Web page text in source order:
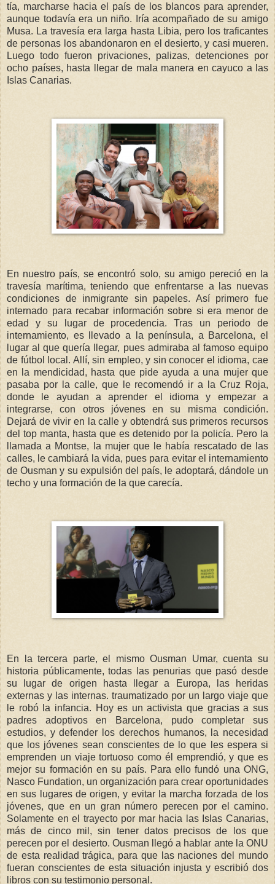
tía, marcharse hacia el país de los blancos para aprender,
aunque todavía era un niño. Iría acompañado de su amigo
Musa. La travesía era larga hasta Libia, pero los traficantes
de personas los abandonaron en el desierto, y casi mueren.
Luego todo fueron privaciones, palizas, detenciones por
ocho países, hasta llegar de mala manera en cayuco a las
Islas Canarias.
En nuestro país, se encontró solo, su amigo pereció en la
travesía marítima, teniendo que enfrentarse a las nuevas
condiciones de inmigrante sin papeles. Así primero fue
internado para recabar información sobre si era menor de
edad y su lugar de procedencia. Tras un periodo de
internamiento, es llevado a la península, a Barcelona, el
lugar al que quería llegar, pues admiraba al famoso equipo
de fútbol local. Allí, sin empleo, y sin conocer el idioma, cae
en la mendicidad, hasta que pide ayuda a una mujer que
pasaba por la calle, que le recomendó ir a la Cruz Roja,
donde le ayudan a aprender el idioma y empezar a
integrarse, con otros jóvenes en su misma condición.
Dejará de vivir en la calle y obtendrá sus primeros recursos
del top manta, hasta que es detenido por la policía. Pero la
llamada a Montse, la mujer que le había rescatado de las
calles, le cambiará la vida, pues para evitar el internamiento
de Ousman y su expulsión del país, le adoptará, dándole un
techo y una formación de la que carecía.
En la tercera parte, el mismo Ousman Umar, cuenta su
historia públicamente, todas las penurias que pasó desde
su lugar de origen hasta llegar a Europa, las heridas
externas y las internas. traumatizado por un largo viaje que
le robó la infancia. Hoy es un activista que gracias a sus
padres adoptivos en Barcelona, pudo completar sus
estudios, y defender los derechos humanos, la necesidad
que los jóvenes sean conscientes de lo que les espera si
emprenden un viaje tortuoso como él emprendió, y que es
mejor su formación en su país. Para ello fundó una ONG,
Nasco Fundation, un organización para crear oportunidades
en sus lugares de origen, y evitar la marcha forzada de los
jóvenes, que en un gran número perecen por el camino.
Solamente en el trayecto por mar hacia las Islas Canarias,
más de cinco mil, sin tener datos precisos de los que
perecen por el desierto. Ousman llegó a hablar ante la ONU
de esta realidad trágica, para que las naciones del mundo
fueran conscientes de esta situación injusta y escribió dos
libros con su testimonio personal.